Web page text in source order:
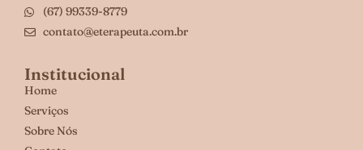
(67) 99339-8779
contato@eterapeuta.com.br
Institucional
Home
Serviços
Sobre Nós